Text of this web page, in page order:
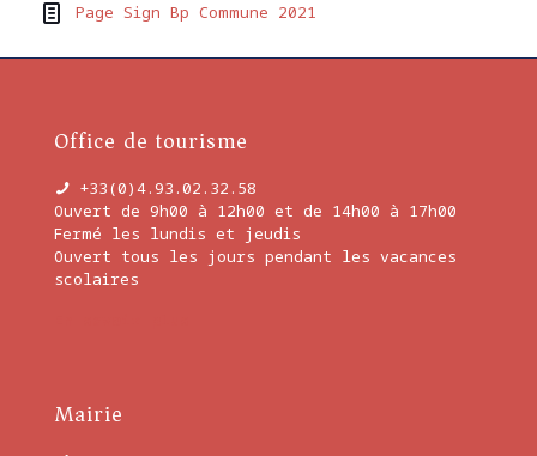
Page Sign Bp Commune 2021
Office de tourisme
+33(0)4.93.02.32.58
Ouvert de 9h00 à 12h00 et de 14h00 à 17h00
Fermé les lundis et jeudis
Ouvert tous les jours pendant les vacances
scolaires
Mairie